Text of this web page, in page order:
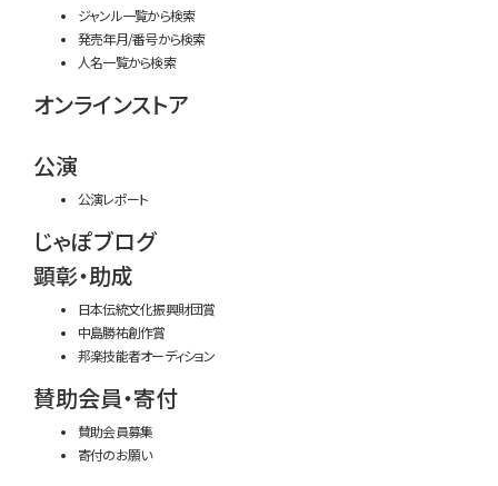
ジャンル一覧から検索
発売年月/番号から検索
人名一覧から検索
オンラインストア
公演
公演レポート
じゃぽブログ
顕彰・助成
日本伝統文化振興財団賞
中島勝祐創作賞
邦楽技能者オーディション
賛助会員・寄付
賛助会員募集
寄付のお願い